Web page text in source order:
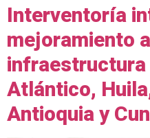
Interventoría
mejoramiento
Atlántico,
Antioquia y